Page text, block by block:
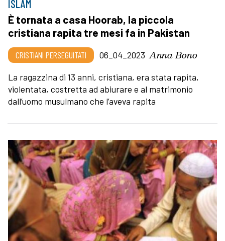
ISLAM
È tornata a casa Hoorab, la piccola
cristiana rapita tre mesi fa in Pakistan
CRISTIANI PERSEGUITATI 06_04_2023 Anna Bono
La ragazzina di 13 anni, cristiana, era stata rapita,
violentata, costretta ad abiurare e al matrimonio
dall’uomo musulmano che l’aveva rapita